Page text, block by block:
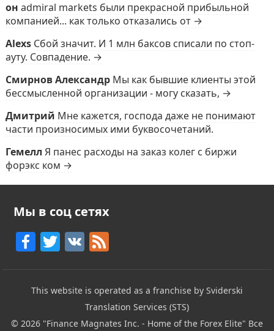
он admiral markets были прекрасной прибыльной
компанией... как только отказались от →
Alexs Сбой значит. И 1 млн баксов списали по стоп-
ауту. Совпадение. →
Смирнов Александр Мы как бывшие клиенты этой
бессмысленной организации - могу сказать, →
Дмитрий Мне кажется, господа даже не понимают
части произносимых ими буквосочетаний.
Гемелл Я панес расходы на заказ колег с биржи
форэкс ком →
Мы в соц сетях
F
c
e
b
T
itt
er
V F
e
d
This website is operated as a franchise by Sviderski
Translation Services (STS)
© 2026 "Finance Magnates Inc. - Home of the Forex Elite" Все